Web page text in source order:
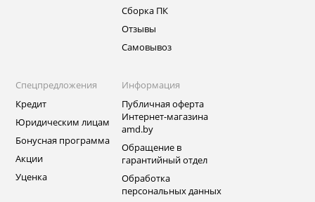
Сборка ПК
Отзывы
Самовывоз
Спецпредложения
Кредит
Юридическим лицам
Бонусная программа
Акции
Уценка
Информация
Публичная оферта
Интернет-магазина
amd.by
Обращение в
гарантийный отдел
Обработка
персональных данных